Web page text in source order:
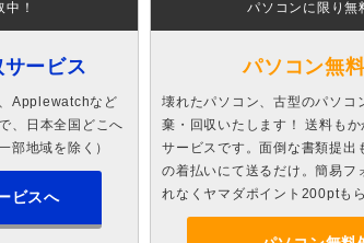
！
ービス
Applewatchなど
、日本全国どこへ
部地域を除く）
ビスへ
パソコンに限り無
パソコン無
壊れたパソコン、古型のパソコ
棄・回収いたします！ 送料も
サービスです。面倒な書類提出
の着払いにて送るだけ。簡易フ
れなくヤマダポイント200ptも